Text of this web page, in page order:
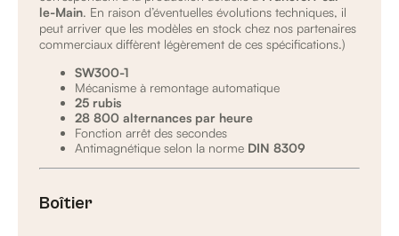
le-Main. En raison d’éventuelles évolutions techniques, il
peut arriver que les modèles en stock chez nos partenaires
commerciaux diffèrent légèrement de ces spécifications.)
SW300-1
Mécanisme à remontage automatique
25 rubis
28 800 alternances par heure
Fonction arrêt des secondes
Antimagnétique selon la norme DIN 8309
Boîtier